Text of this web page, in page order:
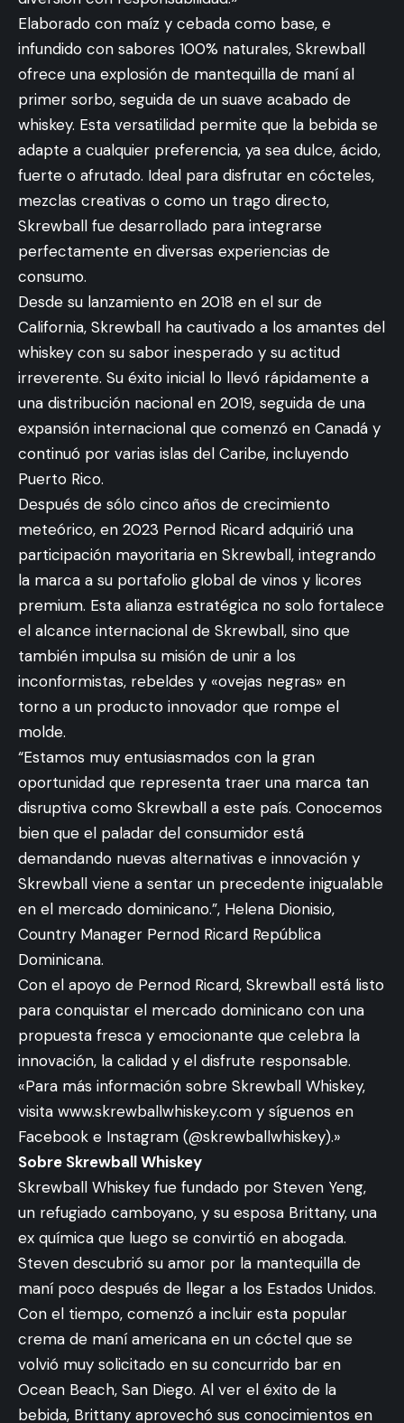
Elaborado con maíz y cebada como base, e
infundido con sabores 100% naturales, Skrewball
ofrece una explosión de mantequilla de maní al
primer sorbo, seguida de un suave acabado de
whiskey. Esta versatilidad permite que la bebida se
adapte a cualquier preferencia, ya sea dulce, ácido,
fuerte o afrutado. Ideal para disfrutar en cócteles,
mezclas creativas o como un trago directo,
Skrewball fue desarrollado para integrarse
perfectamente en diversas experiencias de
consumo.
Desde su lanzamiento en 2018 en el sur de
California, Skrewball ha cautivado a los amantes del
whiskey con su sabor inesperado y su actitud
irreverente. Su éxito inicial lo llevó rápidamente a
una distribución nacional en 2019, seguida de una
expansión internacional que comenzó en Canadá y
continuó por varias islas del Caribe, incluyendo
Puerto Rico.
Después de sólo cinco años de crecimiento
meteórico, en 2023 Pernod Ricard adquirió una
participación mayoritaria en Skrewball, integrando
la marca a su portafolio global de vinos y licores
premium. Esta alianza estratégica no solo fortalece
el alcance internacional de Skrewball, sino que
también impulsa su misión de unir a los
inconformistas, rebeldes y «ovejas negras» en
torno a un producto innovador que rompe el
molde.
“Estamos muy entusiasmados con la gran
oportunidad que representa traer una marca tan
disruptiva como Skrewball a este país. Conocemos
bien que el paladar del consumidor está
demandando nuevas alternativas e innovación y
Skrewball viene a sentar un precedente inigualable
en el mercado dominicano.”, Helena Dionisio,
Country Manager Pernod Ricard República
Dominicana.
Con el apoyo de Pernod Ricard, Skrewball está listo
para conquistar el mercado dominicano con una
propuesta fresca y emocionante que celebra la
innovación, la calidad y el disfrute responsable.
«Para más información sobre Skrewball Whiskey,
visita www.skrewballwhiskey.com y síguenos en
Facebook e Instagram (@skrewballwhiskey).»
Sobre Skrewball Whiskey
Skrewball Whiskey fue fundado por Steven Yeng,
un refugiado camboyano, y su esposa Brittany, una
ex química que luego se convirtió en abogada.
Steven descubrió su amor por la mantequilla de
maní poco después de llegar a los Estados Unidos.
Con el tiempo, comenzó a incluir esta popular
crema de maní americana en un cóctel que se
volvió muy solicitado en su concurrido bar en
Ocean Beach, San Diego. Al ver el éxito de la
bebida, Brittany aprovechó sus conocimientos en